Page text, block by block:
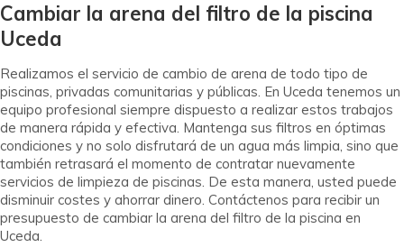
Cambiar la arena del filtro de la piscina
Uceda
Realizamos el servicio de cambio de arena de todo tipo de
piscinas, privadas comunitarias y públicas. En Uceda tenemos un
equipo profesional siempre dispuesto a realizar estos trabajos
de manera rápida y efectiva. Mantenga sus filtros en óptimas
condiciones y no solo disfrutará de un agua más limpia, sino que
también retrasará el momento de contratar nuevamente
servicios de limpieza de piscinas. De esta manera, usted puede
disminuir costes y ahorrar dinero. Contáctenos para recibir un
presupuesto de cambiar la arena del filtro de la piscina en
Uceda.